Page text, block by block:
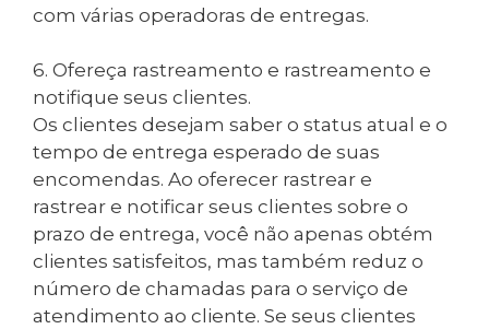
com várias operadoras de entregas.
6. Ofereça rastreamento e rastreamento e
notifique seus clientes.
Os clientes desejam saber o status atual e o
tempo de entrega esperado de suas
encomendas. Ao oferecer rastrear e
rastrear e notificar seus clientes sobre o
prazo de entrega, você não apenas obtém
clientes satisfeitos, mas também reduz o
número de chamadas para o serviço de
atendimento ao cliente. Se seus clientes